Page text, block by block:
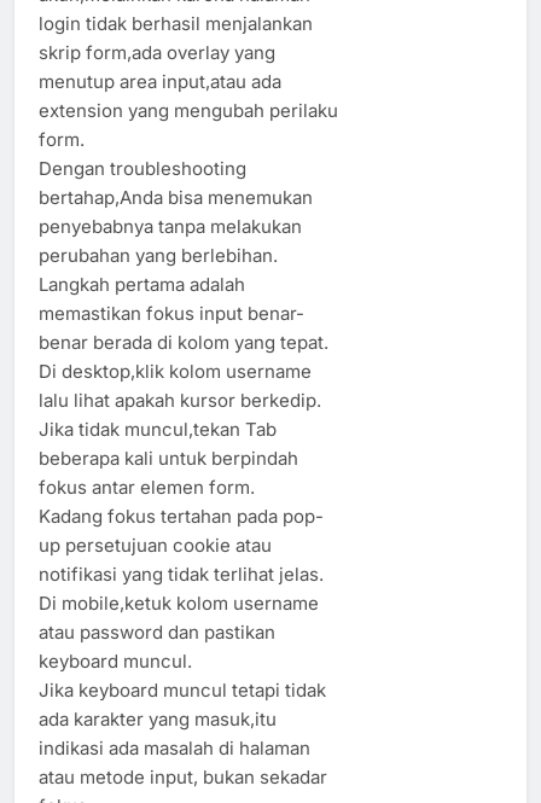
login tidak berhasil menjalankan
skrip form,ada overlay yang
menutup area input,atau ada
extension yang mengubah perilaku
form.
Dengan troubleshooting
bertahap,Anda bisa menemukan
penyebabnya tanpa melakukan
perubahan yang berlebihan.
Langkah pertama adalah
memastikan fokus input benar-
benar berada di kolom yang tepat.
Di desktop,klik kolom username
lalu lihat apakah kursor berkedip.
Jika tidak muncul,tekan Tab
beberapa kali untuk berpindah
fokus antar elemen form.
Kadang fokus tertahan pada pop-
up persetujuan cookie atau
notifikasi yang tidak terlihat jelas.
Di mobile,ketuk kolom username
atau password dan pastikan
keyboard muncul.
Jika keyboard muncul tetapi tidak
ada karakter yang masuk,itu
indikasi ada masalah di halaman
atau metode input, bukan sekadar